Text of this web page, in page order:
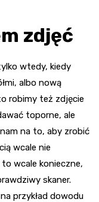
zdjęć
wtedy, kiedy
albo nową
robimy też zdjęcie
toporne, ale
na to, aby zrobić
wcale nie
wcale konieczne,
skaner.
przykład dowodu